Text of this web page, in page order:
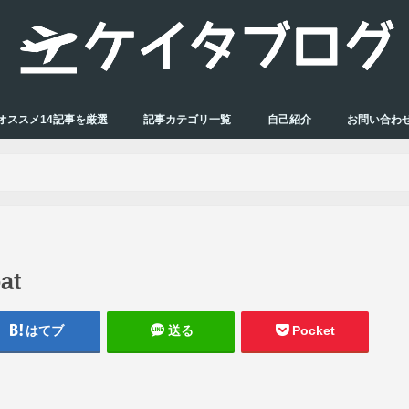
ススメ14記事を厳選 記事カテゴリ一覧 自己紹介 お問い合わ
はてブ 送る Pocket